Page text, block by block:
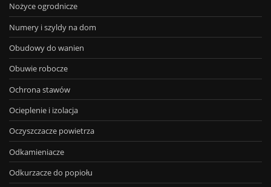
Nożyce ogrodnicze
Numery i szyldy na dom
Obudowy do wanien
Obuwie robocze
Ochrona stawów
Ocieplenie i izolacja
Oczyszczacze powietrza
Odkamieniacze
Odkurzacze do popiołu